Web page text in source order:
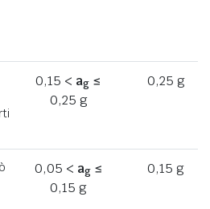
0,15 < ag ≤
0,25 g
0,25 g
0,05 < ag≤
0,15 g
0,15 g